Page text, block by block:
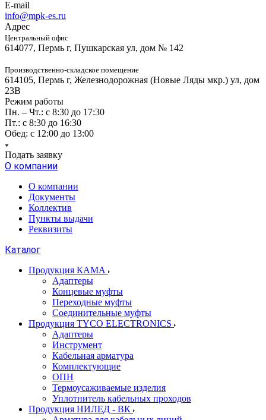
E-mail
info@mpk-es.ru
Адрес
Центральный офис
614077, Пермь г, Пушкарская ул, дом № 142
Производственно-складское помещение
614105, Пермь г, Железнодорожная (Новые Ляды мкр.) ул, дом
23В
Режим работы
Пн. – Чт.: с 8:30 до 17:30
Пт.: с 8:30 до 16:30
Обед: с 12:00 до 13:00
Подать заявку
О компании
О компании
Документы
Коллектив
Пункты выдачи
Реквизиты
Каталог
Продукция КАМА
Адаптеры
Концевые муфты
Переходные муфты
Соединительные муфты
Продукция TYCO ELECTRONICS
Адаптеры
Инструмент
Кабельная арматура
Комплектующие
ОПН
Термоусаживаемые изделия
Уплотнитель кабельных проходов
Продукция НИЛЕД - ВК